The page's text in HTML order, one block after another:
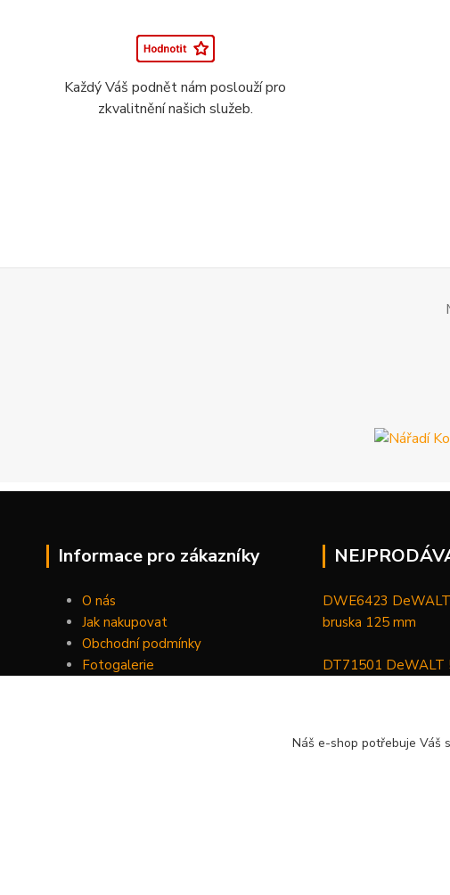
Každý Váš podnět nám poslouží pro
zkvalitnění našich služeb.
Informace pro zákazníky
O nás
Jak nakupovat
Obchodní podmínky
Fotogalerie
DWE6423
bruska 125 mm
DT71501 DeWALT
maznice 18 V XR
Náš e-shop potřebuje Váš